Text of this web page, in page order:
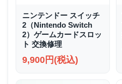
ニンテンドー スイッチ
2（Nintendo Switch
2）ゲームカードスロッ
ト 交換修理
9,900円(税込)